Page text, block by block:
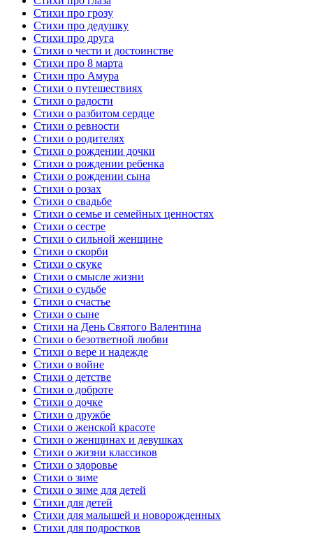
Стихи про грозу
Стихи про дедушку
Стихи про друга
Стихи о чести и достоинстве
Стихи про 8 марта
Стихи про Амура
Стихи о путешествиях
Стихи о радости
Стихи о разбитом сердце
Стихи о ревности
Стихи о родителях
Стихи о рождении дочки
Стихи о рождении ребенка
Стихи о рождении сына
Стихи о розах
Стихи о свадьбе
Стихи о семье и семейных ценностях
Стихи о сестре
Стихи о сильной женщине
Стихи о скорби
Стихи о скуке
Стихи о смысле жизни
Стихи о судьбе
Стихи о счастье
Стихи о сыне
Стихи на День Святого Валентина
Стихи о безответной любви
Стихи о вере и надежде
Стихи о войне
Стихи о детстве
Стихи о доброте
Стихи о дочке
Стихи о дружбе
Стихи о женской красоте
Стихи о женщинах и девушках
Стихи о жизни классиков
Стихи о здоровье
Стихи о зиме
Стихи о зиме для детей
Стихи для детей
Стихи для малышей и новорожденных
Стихи для подростков